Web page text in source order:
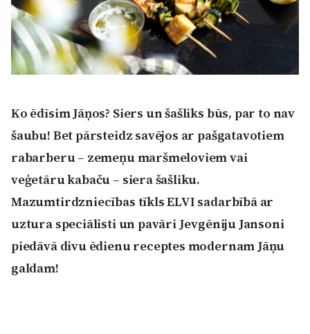
Vieta
Sludinājumi
Pasākumi
Reklāma
Politiskā reklāma
Par mums
Ko ēdīsim Jāņos? Siers un šašliks būs, par to nav
šaubu! Bet pārsteidz savējos ar pašgatavotiem
rabarberu – zemeņu maršmeloviem vai
veģetāru kabaču – siera šašliku.
Mazumtirdzniecības tīkls ELVI sadarbībā ar
uztura speciālisti un pavāri Jevgēniju Jansoni
piedāvā divu ēdienu receptes modernam Jāņu
galdam!